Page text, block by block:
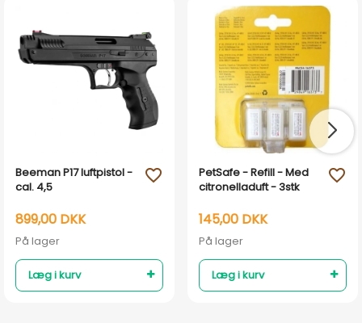
Beeman P17 luftpistol -
cal. 4,5
899,00 DKK
På lager
Læg i kurv
favorite_outline
PetSafe - Refill - Med
citronelladuft - 3stk
145,00 DKK
På lager
Læg i kurv
favorite_outline